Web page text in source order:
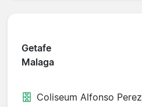
Getafe
Malaga
Coliseum Alfonso Perez